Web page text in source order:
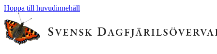
Hoppa till huvudinnehåll